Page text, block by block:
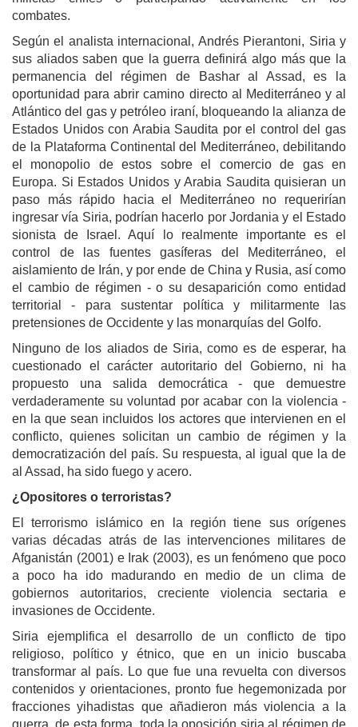
combates.
Según el analista internacional, Andrés Pierantoni, Siria y
sus aliados saben que la guerra definirá algo más que la
permanencia del régimen de Bashar al Assad, es la
oportunidad para abrir camino directo al Mediterráneo y al
Atlántico del gas y petróleo iraní, bloqueando la alianza de
Estados Unidos con Arabia Saudita por el control del gas
de la Plataforma Continental del Mediterráneo, debilitando
el monopolio de estos sobre el comercio de gas en
Europa. Si Estados Unidos y Arabia Saudita quisieran un
paso más rápido hacia el Mediterráneo no requerirían
ingresar vía Siria, podrían hacerlo por Jordania y el Estado
sionista de Israel. Aquí lo realmente importante es el
control de las fuentes gasíferas del Mediterráneo, el
aislamiento de Irán, y por ende de China y Rusia, así como
el cambio de régimen - o su desaparición como entidad
territorial - para sustentar política y militarmente las
pretensiones de Occidente y las monarquías del Golfo.
Ninguno de los aliados de Siria, como es de esperar, ha
cuestionado el carácter autoritario del Gobierno, ni ha
propuesto una salida democrática - que demuestre
verdaderamente su voluntad por acabar con la violencia -
en la que sean incluidos los actores que intervienen en el
conflicto, quienes solicitan un cambio de régimen y la
democratización del país. Su respuesta, al igual que la de
al Assad, ha sido fuego y acero.
¿Opositores o terroristas?
El terrorismo islámico en la región tiene sus orígenes
varias décadas atrás de las intervenciones militares de
Afganistán (2001) e Irak (2003), es un fenómeno que poco
a poco ha ido madurando en medio de un clima de
gobiernos autoritarios, creciente violencia sectaria e
invasiones de Occidente.
Siria ejemplifica el desarrollo de un conflicto de tipo
religioso, político y étnico, que en un inicio buscaba
transformar al país. Lo que fue una revuelta con diversos
contenidos y orientaciones, pronto fue hegemonizada por
fracciones yihadistas que añadieron más violencia a la
guerra, de esta forma, toda la oposición siria al régimen de